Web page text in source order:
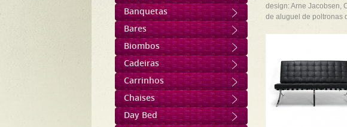
design: Arne Jacobsen,
de aluguel de poltronas
Banquetas
Bares
Biombos
Cadeiras
Carrinhos
Chaises
Day Bed